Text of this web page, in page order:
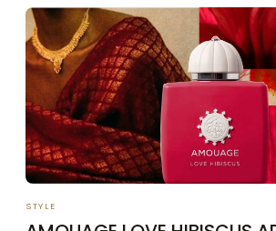
STYLE